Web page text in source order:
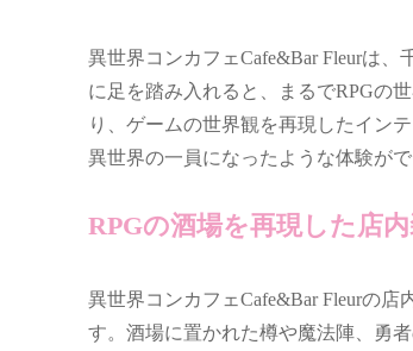
異世界コンカフェCafe&Bar Fleurは
に足を踏み入れると、まるでRPGの
り、ゲームの世界観を再現したイン
異世界の一員になったような体験がで
RPGの酒場を再現した店
異世界コンカフェCafe&Bar Fleurの
す。酒場に置かれた樽や魔法陣、勇